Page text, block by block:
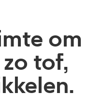
om
tof,